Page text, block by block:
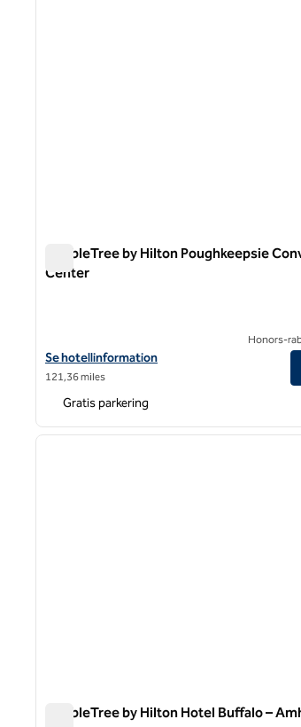
DoubleTree by Hilton Poughkeepsie
Center
Visa hotelluppgifter för DoubleTree by Hilton
Se hotellinformation
121,36 miles
Honors-
Gratis parkering
1 av 12
DoubleTree by Hilton Hotel Buffalo –